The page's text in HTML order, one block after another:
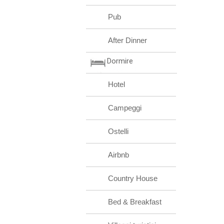
Pub
After Dinner
Dormire
Hotel
Campeggi
Ostelli
Airbnb
Country House
Bed & Breakfast